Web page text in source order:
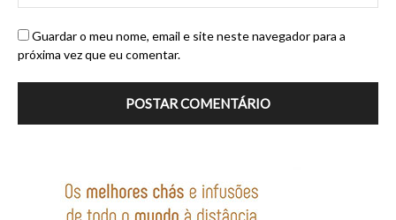
Guardar o meu nome, email e site neste navegador para a
próxima vez que eu comentar.